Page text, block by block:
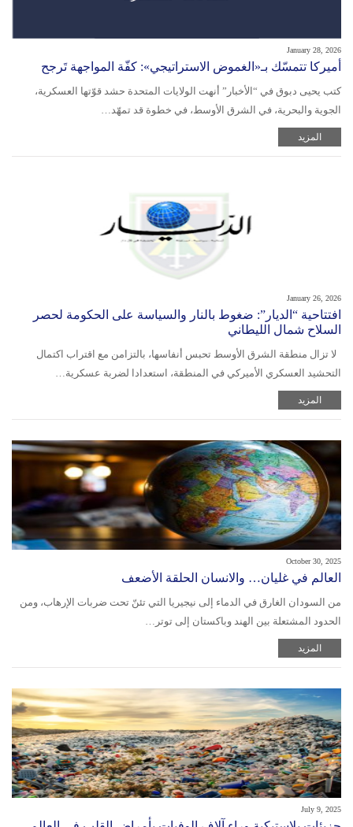
January 28, 2026
أميركا تتمسّك بـ«الغموض الاستراتيجي»: كفّة المواجهة تَرجح
كتب يحيى دبوق في “الأخبار” أنهت الولايات المتحدة حشد قوّتها العسكرية،
الجوية والبحرية، في الشرق الأوسط، في خطوة قد تمهّد…
المزيد
January 26, 2026
افتتاحية “الديار”: ضغوط بالنار والسياسة على الحكومة لحصر
السلاح شمال الليطاني
لا تزال منطقة الشرق الأوسط تحبس أنفاسها، بالتزامن مع اقتراب اكتمال
التحشيد العسكري الأميركي في المنطقة، استعدادا لضربة عسكرية…
المزيد
October 30, 2025
العالم في غليان… والانسان الحلقة الأضعف
من السودان الغارق في الدماء إلى نيجيريا التي تئنّ تحت ضربات الإرهاب، ومن
الحدود المشتعلة بين الهند وباكستان إلى توتر…
المزيد
July 9, 2025